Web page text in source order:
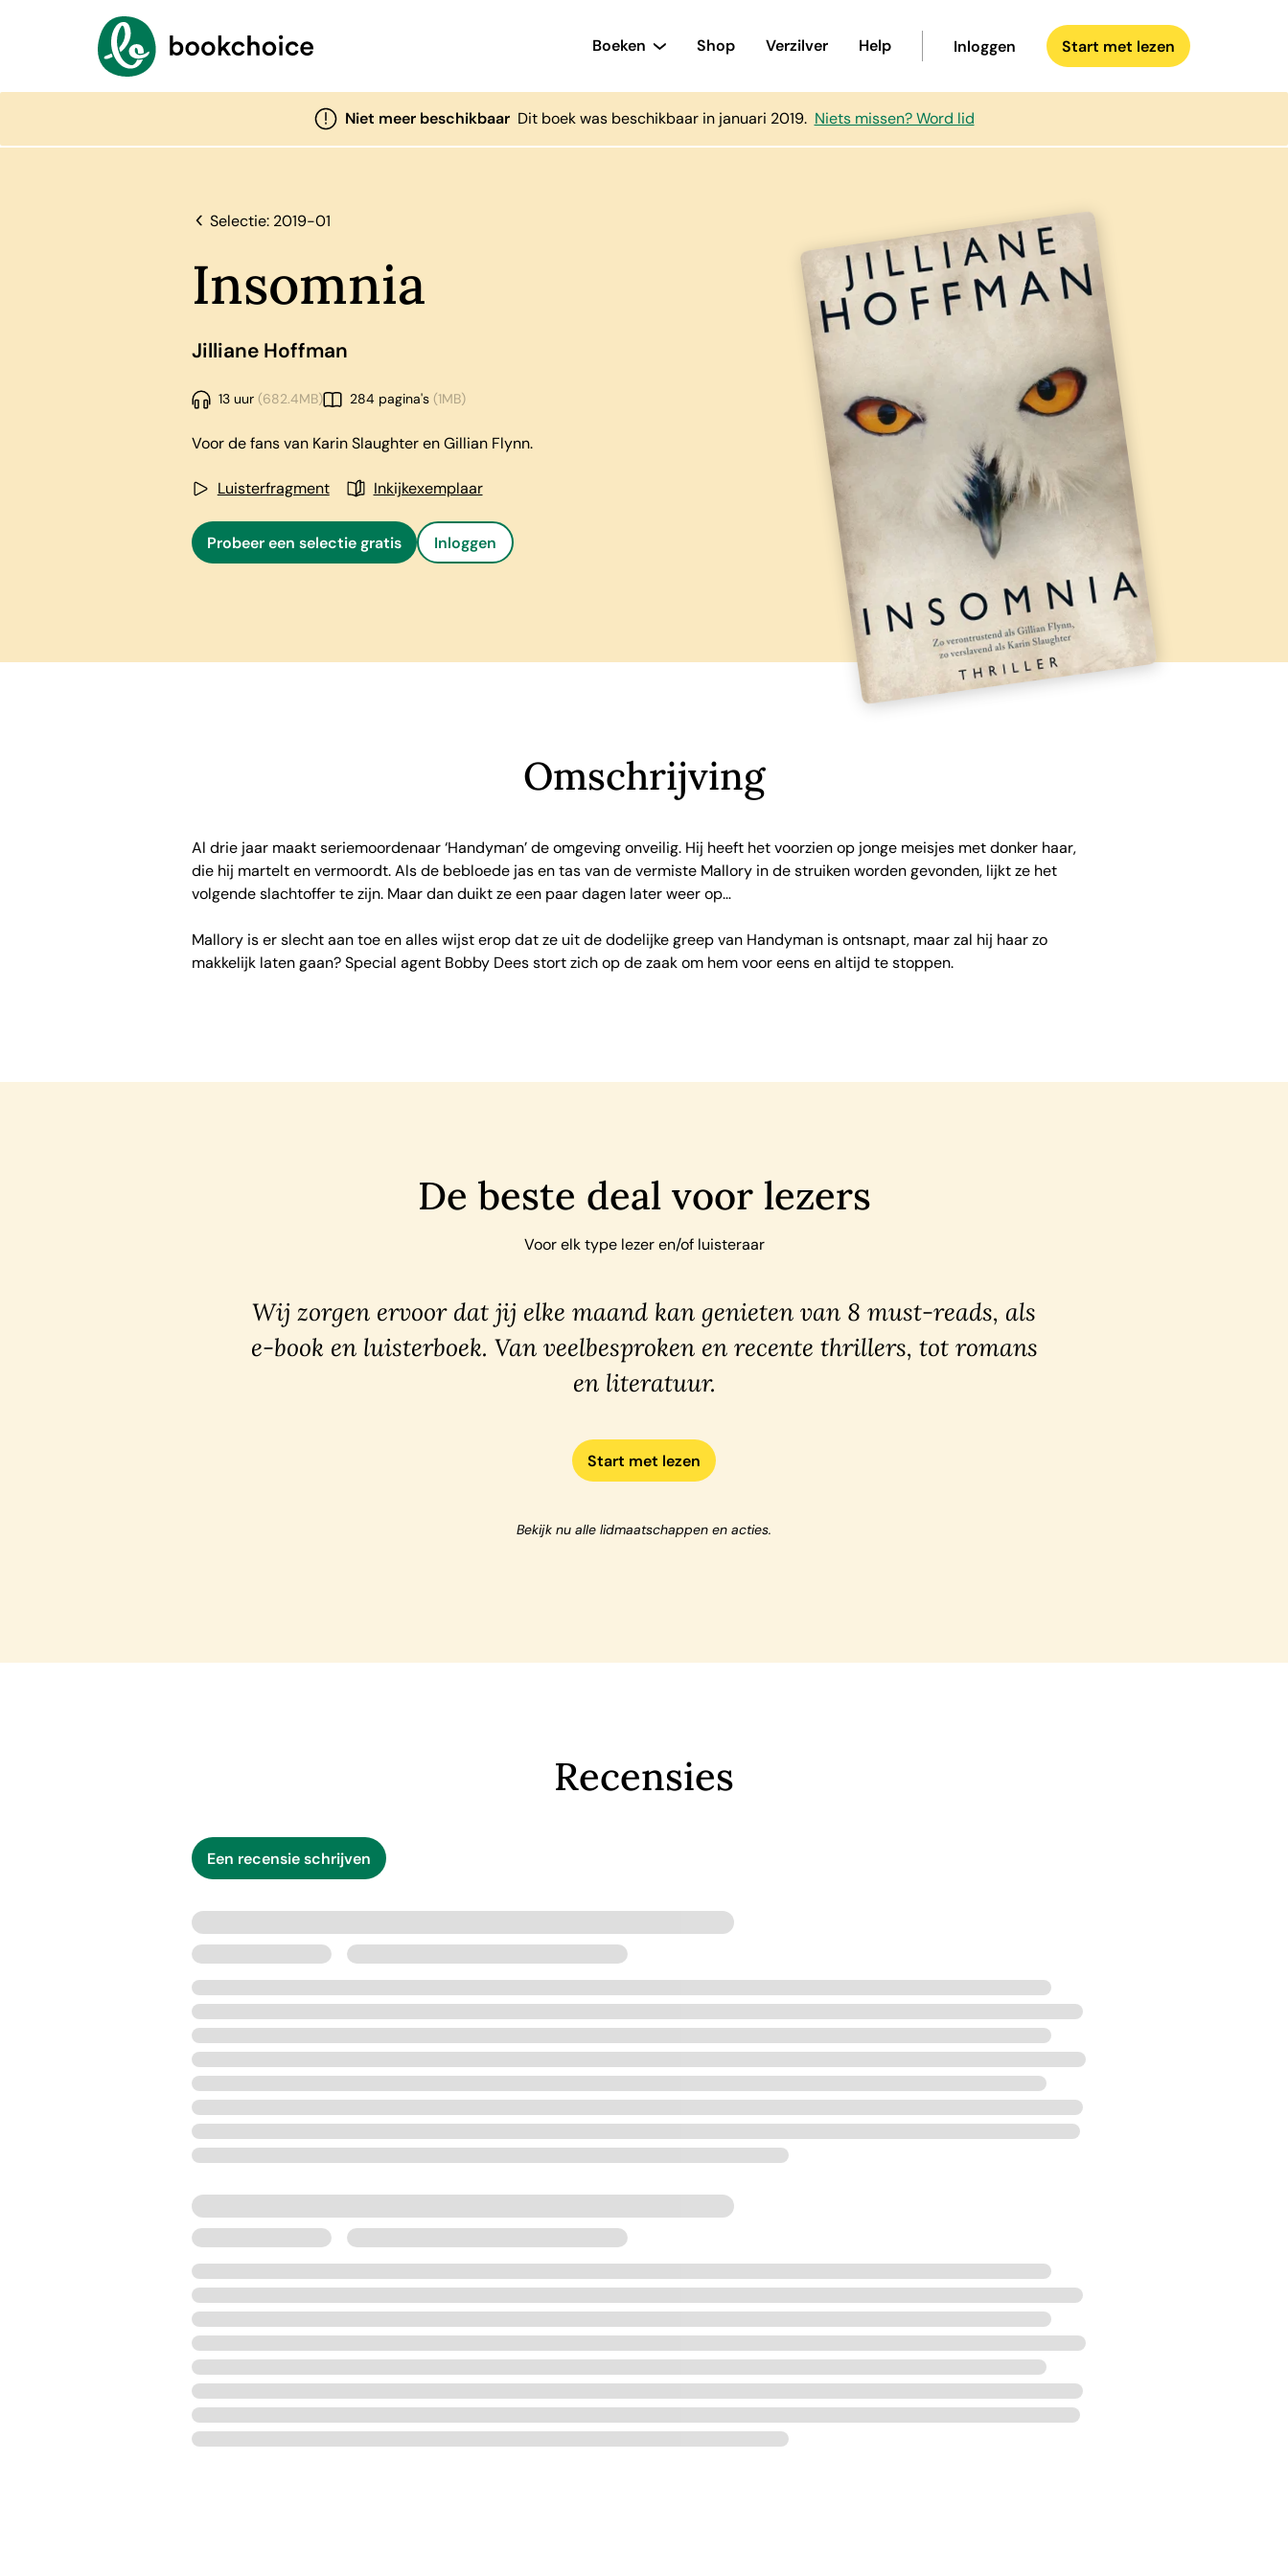
Boeken Shop Verzilver Help Inloggen Start met lezen
Niet meer beschikbaar Dit boek was beschikbaar in januari 2019. Niets missen? Word lid
Selectie: 2019-01
Insomnia
Jilliane Hoffman
13 uur(682.4MB) 284 pagina's(1MB)
Voor de fans van Karin Slaughter en Gillian Flynn.
Luisterfragment Inkijkexemplaar
Probeer een selectie gratis Inloggen
Omschrijving
Al drie jaar maakt seriemoordenaar ‘Handyman’ de omgeving onveilig. Hij heeft het voorzien op jonge meisjes met donker haar,
die hij martelt en vermoordt. Als de bebloede jas en tas van de vermiste Mallory in de struiken worden gevonden, lijkt ze het
volgende slachtoffer te zijn. Maar dan duikt ze een paar dagen later weer op…
Mallory is er slecht aan toe en alles wijst erop dat ze uit de dodelijke greep van Handyman is ontsnapt, maar zal hij haar zo
makkelijk laten gaan? Special agent Bobby Dees stort zich op de zaak om hem voor eens en altijd te stoppen.
De beste deal voor lezers
Voor elk type lezer en/of luisteraar
Wij zorgen ervoor dat jij elke maand kan genieten van 8 must-reads, als
e-book en luisterboek. Van veelbesproken en recente thrillers, tot romans
en literatuur.
Start met lezen
Bekijk nu alle lidmaatschappen en acties.
Recensies
Een recensie schrijven